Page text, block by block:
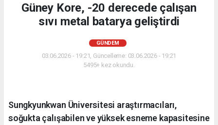
Güney Kore, -20 derecede çalışan
sıvı metal batarya geliştirdi
GÜNDEM
03.06.2026 - 19:21, Güncelleme: 03.06.2026 - 19:21
5495+ kez okundu.
Sungkyunkwan Üniversitesi araştırmacıları,
soğukta çalışabilen ve yüksek esneme kapasitesine